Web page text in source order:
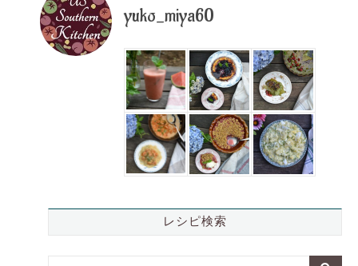
yuko_miya60
レシピ検索